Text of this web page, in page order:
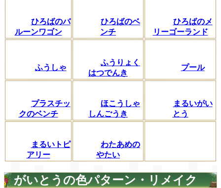
ひろばのバ
ルーンワゴン
ひろばのベ
ンチ
ひろばのメ
リーゴーランド
ふうしゃ
ふうりょく
はつでんき
プール
プラスチッ
クのベンチ
ほこうしゃ
しんごうき
まるいがい
とう
まるいトピ
アリー
わたあめの
やたい
がいとうの色パターン・リメイク